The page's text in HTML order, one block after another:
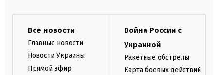
Все новости
Главные новости
Новости Украины
Прямой эфир
Война России с
Украиной
Ракетные обстрелы
Карта боевых действий